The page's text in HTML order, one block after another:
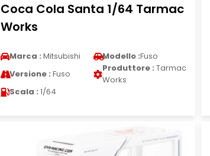
Coca Cola Santa 1/64 Tarmac
Works
Marca : Mitsubishi Modello :Fuso
Versione : Fuso
Produttore : Tarmac
Works
Scala : 1/64